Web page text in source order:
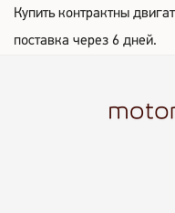
Купить контрактны
поставка через 6 дней.